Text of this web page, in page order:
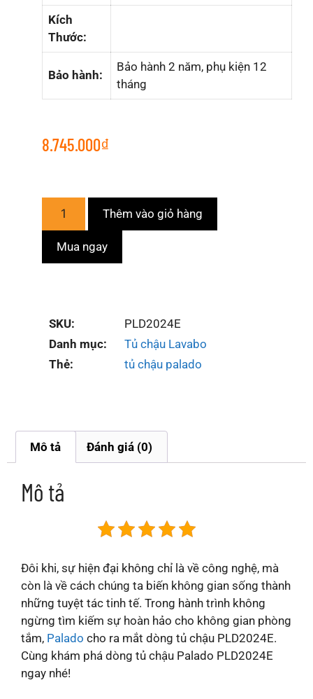
Kích
Thước:
Bảo hành:
Bảo hành 2 năm, phụ kiện 12
tháng
8.745.000₫
Thêm vào giỏ hàng
Mua ngay
SKU:
PLD2024E
Danh mục:
Tủ chậu Lavabo
Thẻ:
tủ chậu palado
Mô tả Đánh giá (0)
Mô tả
Đôi khi, sự hiện đại không chỉ là về công nghệ, mà
còn là về cách chúng ta biến không gian sống thành
những tuyệt tác tinh tế. Trong hành trình không
ngừng tìm kiếm sự hoàn hảo cho không gian phòng
tắm, Palado cho ra mắt dòng tủ chậu PLD2024E.
Cùng khám phá dòng tủ chậu Palado PLD2024E
ngay nhé!